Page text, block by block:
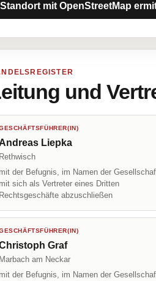
Standort mit OpenStreetMap
und
Andreas Liepka
Rethwisch
mit der Befugnis, im Namen der
mit sich als Vertreter eines Dritten
Rechtsgeschäfte abzuschließen
Graf
Marbach am Neckar
mit der Befugnis, im Namen der